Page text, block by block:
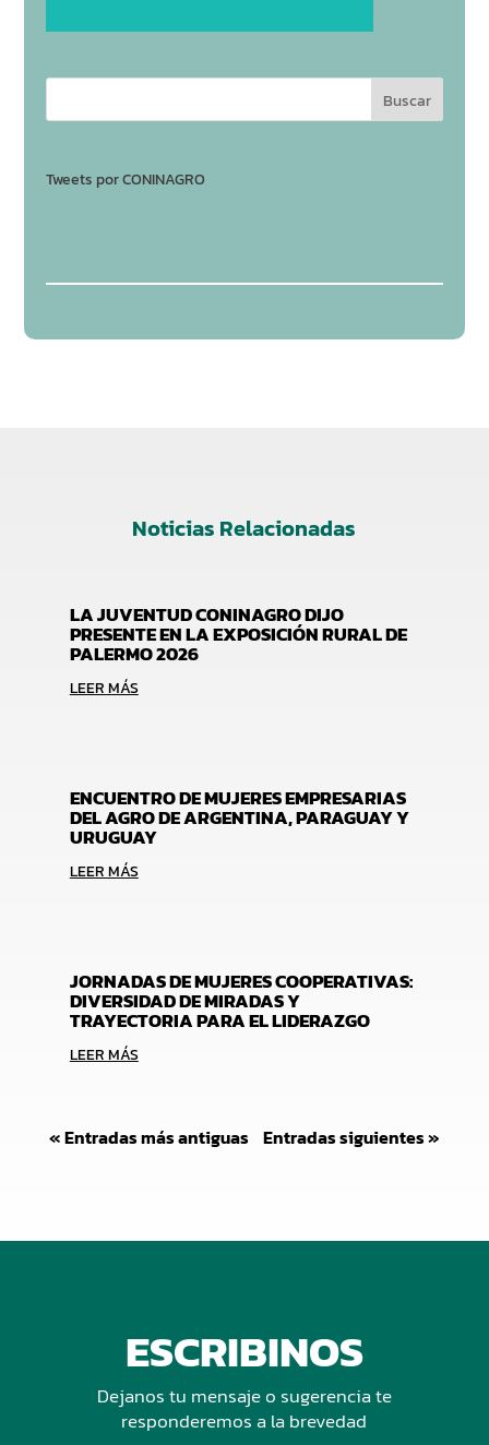
Tweets por CONINAGRO
Noticias Relacionadas
LA JUVENTUD CONINAGRO DIJO
PRESENTE EN LA EXPOSICIÓN RURAL DE
PALERMO 2026
LEER MÁS
ENCUENTRO DE MUJERES EMPRESARIAS
DEL AGRO DE ARGENTINA, PARAGUAY Y
URUGUAY
LEER MÁS
JORNADAS DE MUJERES COOPERATIVAS:
DIVERSIDAD DE MIRADAS Y
TRAYECTORIA PARA EL LIDERAZGO
LEER MÁS
« Entradas más antiguas Entradas siguientes »
ESCRIBINOS
Dejanos tu mensaje o sugerencia te
responderemos a la brevedad